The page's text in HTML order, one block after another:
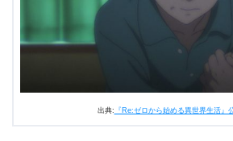
ロズワールの思惑
2.9 全ては計画通り
『Re:ゼロから始める異世界生活 第
出典: 『Re:ゼロから始める異世界生活』